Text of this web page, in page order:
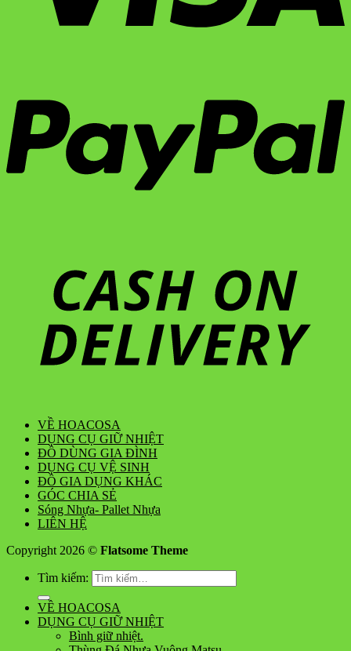
VỀ HOACOSA
DỤNG CỤ GIỮ NHIỆT
ĐỒ DÙNG GIA ĐÌNH
DỤNG CỤ VỆ SINH
ĐỒ GIA DỤNG KHÁC
GÓC CHIA SẺ
Sóng Nhựa- Pallet Nhựa
LIÊN HỆ
Copyright 2026 © Flatsome Theme
Tìm kiếm:
VỀ HOACOSA
DỤNG CỤ GIỮ NHIỆT
Bình giữ nhiệt.